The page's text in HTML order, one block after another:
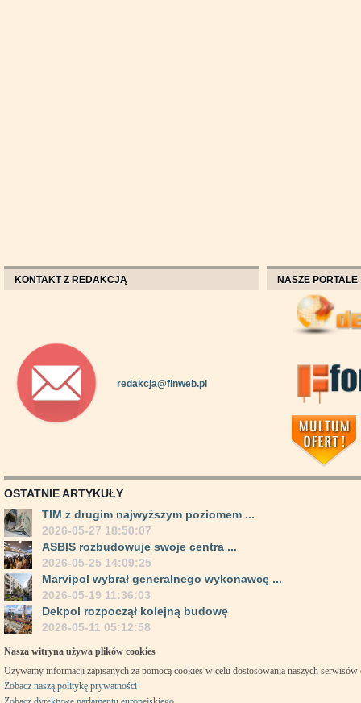
KONTAKT Z REDAKCJĄ
redakcja@finweb.pl
NASZE PORTALE
OSTATNIE ARTYKUŁY
TIM z drugim najwyższym poziomem ...
2026-05-27 18:50:07
ASBIS rozbudowuje swoje centra ...
2026-05-25 14:09:25
Marvipol wybrał generalnego wykonawcę ...
2026-05-19 11:36:03
Dekpol rozpoczął kolejną budowę
2026-05-11 05:12:58
Nasza witryna używa plików cookies
Używamy informacji zapisanych za pomocą cookies w celu dostosowania naszych
Zobacz naszą politykę prywatności